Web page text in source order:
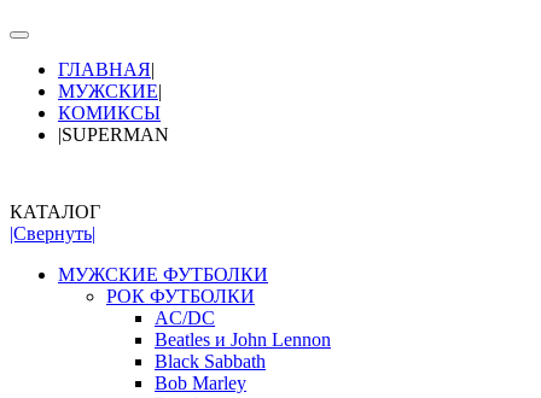
ГЛАВНАЯ|
МУЖСКИЕ|
КОМИКСЫ
|SUPERMAN
КАТАЛОГ
|Свернуть|
МУЖСКИЕ ФУТБОЛКИ
РОК ФУТБОЛКИ
AC/DC
Beatles и John Lennon
Black Sabbath
Bob Marley